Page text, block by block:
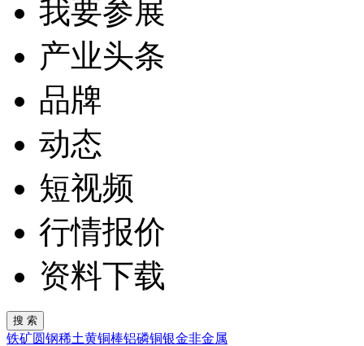
我要参展
产业头条
品牌
动态
短视频
行情报价
资料下载
铁矿圆钢稀土黄铜棒铝磷铜银金非金属